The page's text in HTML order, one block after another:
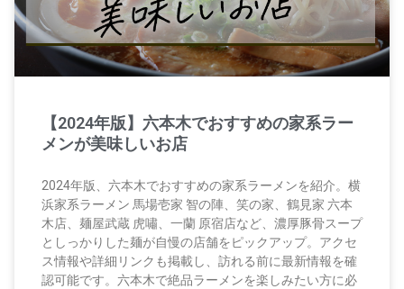
【2024年版】六本木でおすすめの家系ラー
メンが美味しいお店
2024年版、六本木でおすすめの家系ラーメンを紹介。横
浜家系ラーメン 馬場壱家 智の陣、笑の家、鶴見家 六本
木店、麺屋武蔵 虎嘯、一蘭 原宿店など、濃厚豚骨スープ
としっかりした麺が自慢の店舗をピックアップ。アクセ
ス情報や詳細リンクも掲載し、訪れる前に最新情報を確
認可能です。六本木で絶品ラーメンを楽しみたい方に必